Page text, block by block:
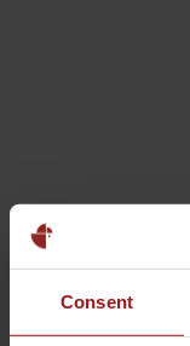
Consent